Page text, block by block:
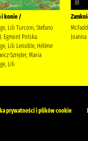
i konie /
Lili Turconi, Stefano
Egmont Polska.
Lili Lenoble, Hélène
Szrejter, Maria
Lili
Joanna
prywatności i plików cookie